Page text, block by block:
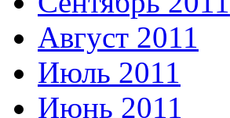
Август 2011
Июль 2011
Июнь 2011